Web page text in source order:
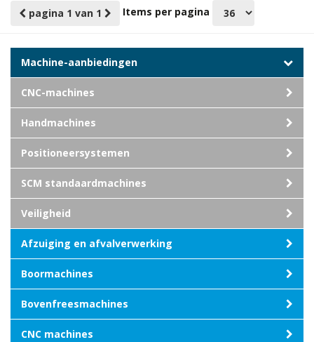
pagina 1 van 1 Items per pagina
Machine-aanbiedingen
CNC-machines
Handmachines
Positioneersystemen
SCM standaardmachines
Veiligheid
Afzuiging en afvalverwerking
Boormachines
Bovenfreesmachines
CNC machines